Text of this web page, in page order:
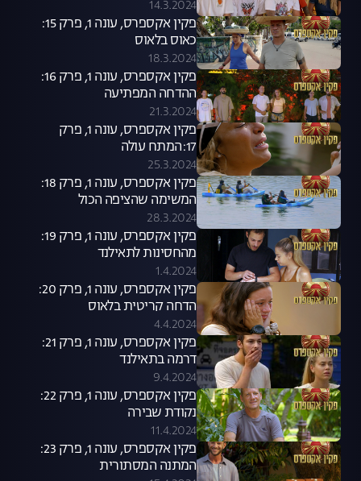
14.3.2024
פקין אקספרס, עונה 1, פרק 15:
כאוס בלאוס
18.3.2024
פקין אקספרס, עונה 1, פרק 16:
ההדחה המפתיעה
21.3.2024
פקין אקספרס, עונה 1, פרק
17:המתח עולה
25.3.2024
פקין אקספרס, עונה 1, פרק 18:
המשימה שהציפה הכול
28.3.2024
פקין אקספרס, עונה 1, פרק 19:
מהחסינות לתאילנד
1.4.2024
פקין אקספרס, עונה 1, פרק 20:
הדחה קריטית בלאוס
4.4.2024
פקין אקספרס, עונה 1, פרק 21:
דרמה בתאילנד
9.4.2024
פקין אקספרס, עונה 1, פרק 22:
נקודת שבירה
11.4.2024
פקין אקספרס, עונה 1, פרק 23:
המתנה המסתורית